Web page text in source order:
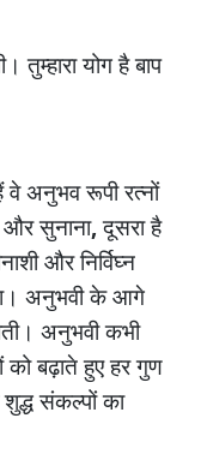
तुम्हारा योग है बाप
वे अनुभव रूपी रत्नों
और सुनाना,दूसरा है
और निर्विघ्न
अनुभवी के आगे
अनुभवी कभी
को बढ़ाते हुए हर गुण
शुद्ध संकल्पों का